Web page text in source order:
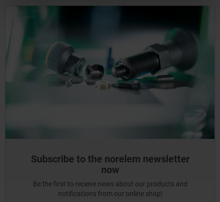
Subscribe to the norelem newsletter
now
Be the first to receive news about our products and
notifications from our online shop!